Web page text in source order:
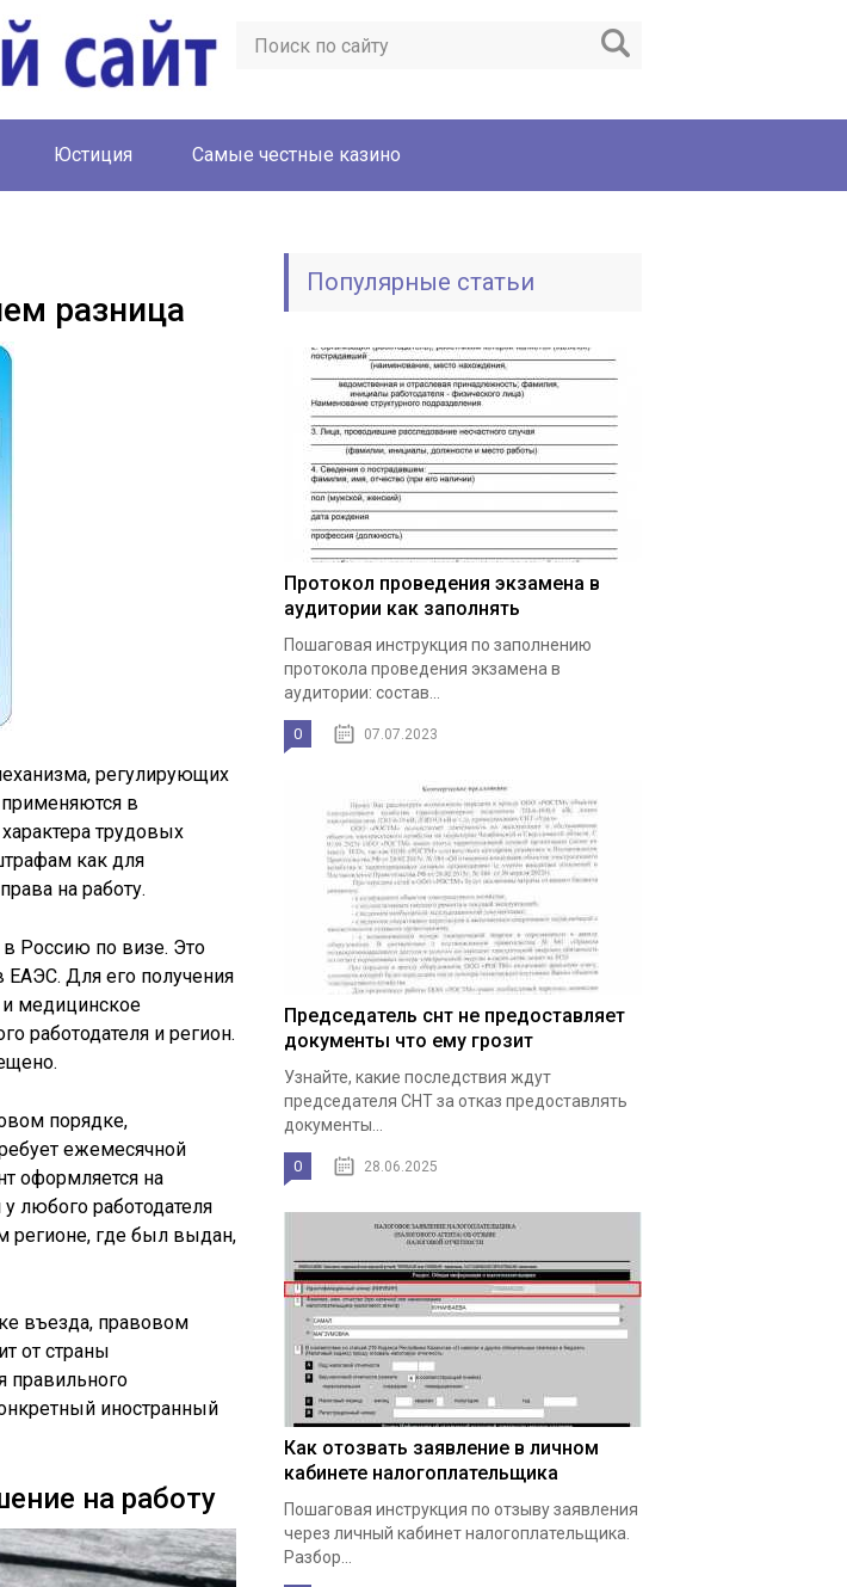
Юстиция Cамые честные казино
разница
регулирующих
в
трудовых
как для
на работу.
Россию по визе. Это
ЕАЭС. Для его получения
медицинское
работодателя и регион.
порядке,
ежемесячной
оформляется на
любого работодателя
регионе, где был выдан,
въезда, правовом
от страны
правильного
иностранный
на работу
Популярные статьи
Протокол проведения экзамена в
аудитории как заполнять
Пошаговая инструкция по заполнению
протокола проведения экзамена в
аудитории: состав...
0 07.07.2023
Председатель снт не предоставляет
документы что ему грозит
Узнайте, какие последствия ждут
председателя СНТ за отказ предоставлять
документы...
0 28.06.2025
Как отозвать заявление в личном
кабинете налогоплательщика
Пошаговая инструкция по отзыву заявления
через личный кабинет налогоплательщика.
Разбор...